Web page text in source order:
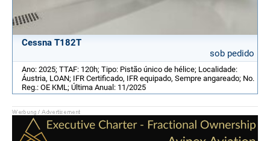
Cessna T182T
sob pedido
Ano: 2025; TTAF: 120h; Tipo: Pistão único de hélice; Localidade:
Áustria, LOAN; IFR Certificado, IFR equipado, Sempre angareado; No.
Reg.: OE KML; Última Anual: 11/2025